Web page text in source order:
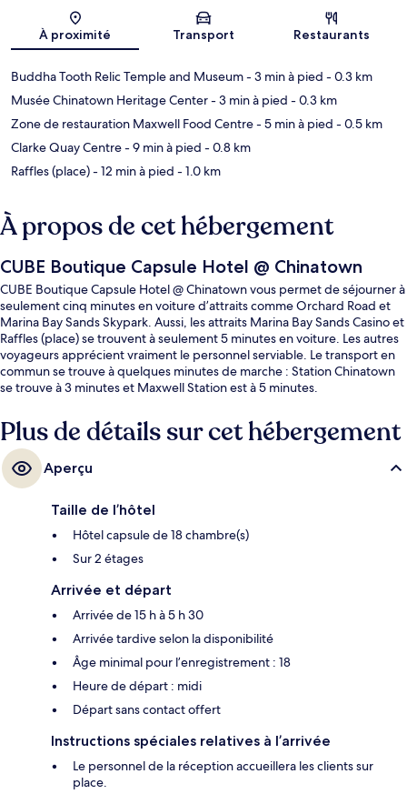
Carte
À proximité Transport Restaurants
Buddha Tooth Relic Temple and Museum- 3 min à pied - 0.3 km
Musée Chinatown Heritage Center- 3 min à pied - 0.3 km
Zone de restauration Maxwell Food Centre- 5 min à pied - 0.5 km
Clarke Quay Centre- 9 min à pied - 0.8 km
Raffles (place)- 12 min à pied - 1.0 km
À propos de cet hébergement
CUBE Boutique Capsule Hotel @ Chinatown
CUBE Boutique Capsule Hotel @ Chinatown vous permet de séjourner à
seulement cinq minutes en voiture d’attraits comme Orchard Road et
Marina Bay Sands Skypark. Aussi, les attraits Marina Bay Sands Casino et
Raffles (place) se trouvent à seulement 5 minutes en voiture. Les autres
voyageurs apprécient vraiment le personnel serviable. Le transport en
commun se trouve à quelques minutes de marche : Station Chinatown
se trouve à 3 minutes et Maxwell Station est à 5 minutes.
Plus de détails sur cet hébergement
Aperçu
Taille de l’hôtel
Hôtel capsule de 18 chambre(s)
Sur 2 étages
Arrivée et départ
Arrivée de 15 h à 5 h 30
Arrivée tardive selon la disponibilité
Âge minimal pour l’enregistrement : 18
Heure de départ : midi
Départ sans contact offert
Instructions spéciales relatives à l’arrivée
Le personnel de la réception accueillera les clients sur
place.